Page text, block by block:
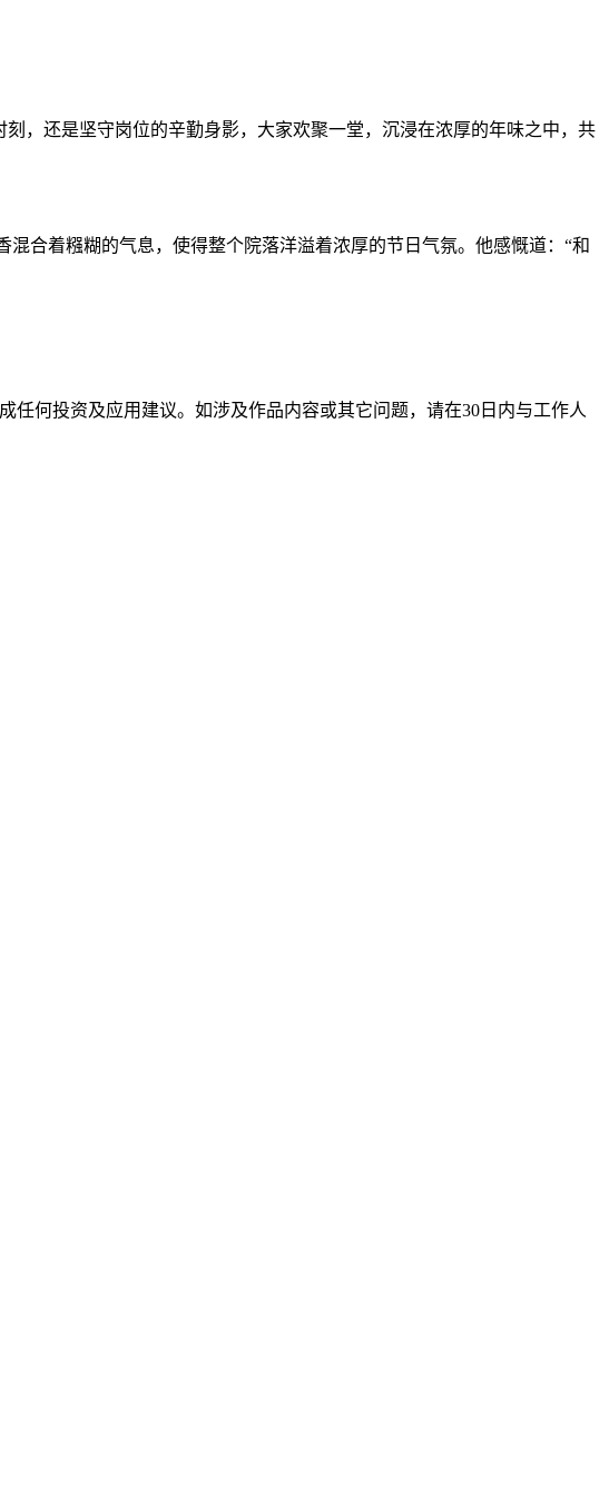
，还是坚守岗位的辛勤身影，大家欢聚一堂，沉浸在浓厚的年味之中，共
合着糨糊的气息，使得整个院落洋溢着浓厚的节日气氛。他感慨道：“和
何投资及应用建议。如涉及作品内容或其它问题，请在30日内与工作人